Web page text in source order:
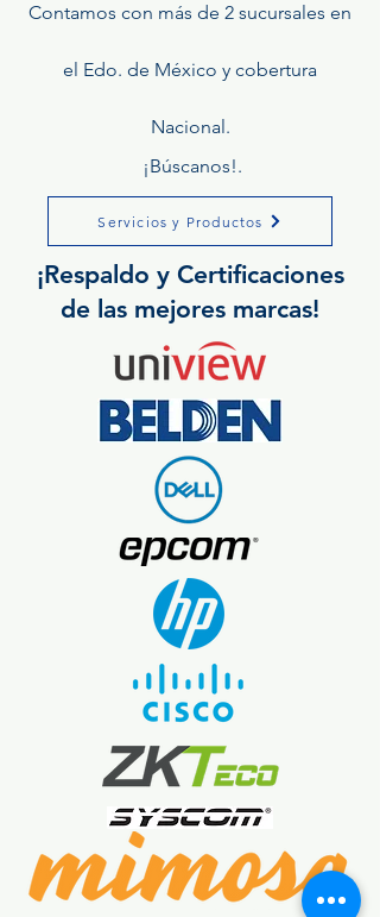
Contamos con más de 2 sucursales en
el Edo. de México y cobertura
Nacional.
¡Búscanos!.
Servicios y Productos
¡Respaldo y Certificaciones
de las mejores marcas!